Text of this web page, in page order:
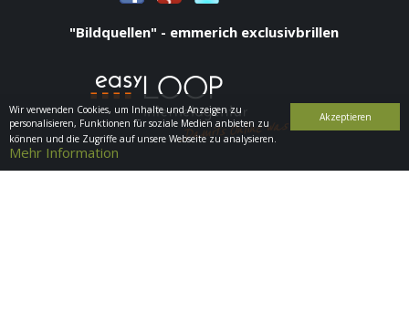
Akzeptieren
Wir verwenden Cookies, um Inhalte und Anzeigen zu
personalisieren, Funktionen für soziale Medien anbieten zu
können und die Zugriffe auf unsere Webseite zu analysieren.
Mehr Information
"Bildquellen" - emmerich exclusivbrillen